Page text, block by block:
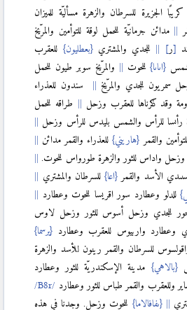
كريبًا الجزيرة للسرطان والزهرة مسأليّة للميزان
مدائن جرمانيّة للحمل لوقة للتوأمين والمرّيخ
[ر] للجدي والمشتري{بعطليون} للعقرب
{اىاىا}للحوت
والمرّيخ سوبر طيون للحمل
سمريون للجدي والمرّيخ
سندون للعذراء
رومة وقد ذكرناها للعقرب وزحل
طراقه للحمل
رأىسا للرأس والشمس بليدس للرأس وزحل
والقمر {هاريني}للعذراء والقمر مدائن
وزحل واداس للثور والزهرة طورواس للحوت.
الأسد والقمر {اعا}للسرطان والمشتري
للدلو وعطارد سور اقريسا للحوت وعطارد
للجدي وزحل أسوس للثور وزحل لاوس
وعطارد واربيوس للعقرب وعطارد {يرسما}
للسرطان والقمر رينون للأسد والزهرة
{بالاهي} مدينة الإسكندريّة للثور وعطارد
وللعقرب والقمر طباس للثور وعطارد
{ىفافالاما} للحوت وزحل. وجدنا في هذه